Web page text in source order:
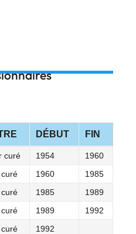
DÉBUT FIN
curé 1954
1960
1960
1985
1985
1989
1989
1992
1992